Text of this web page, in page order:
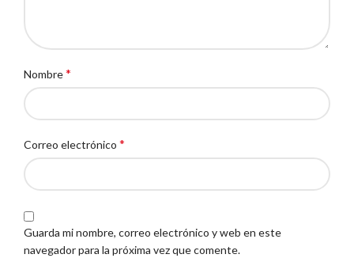
Nombre*
Correo electrónico *
Guarda mi nombre, correo electrónico y web en este
navegador para la próxima vez que comente.